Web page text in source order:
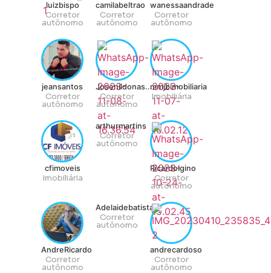
luizbispo
Corretor
autônomo
camilabeltrao
Corretor
autônomo
wanessaandrade
Corretor
autônomo
jeansantos
Corretor
autônomo
Josenildonas...
Corretor
autônomo
mmjbimobiliaria
Imobiliária
cfimoveis
Imobiliária
arthurmartins
Corretor
autônomo
RicardoIgino
Corretor
autônomo
AndreRicardo
Corretor
autônomo
Adelaidebatista
Corretor
autônomo
andrecardoso
Corretor
autônomo